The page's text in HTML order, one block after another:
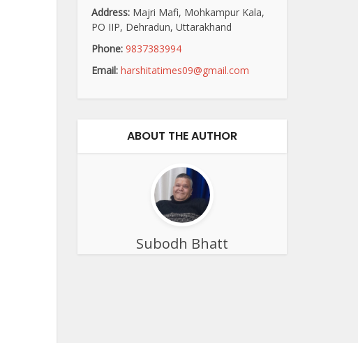
Address: Majri Mafi, Mohkampur Kala,
PO IIP, Dehradun, Uttarakhand
Phone: 9837383994
Email: harshitatimes09@gmail.com
ABOUT THE AUTHOR
Subodh Bhatt